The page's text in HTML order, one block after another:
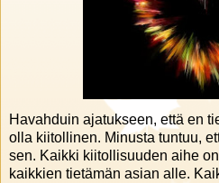
Havahduin ajatukseen, että en
olla kiitollinen. Minusta tuntuu,
sen. Kaikki kiitollisuuden aihe
kaikkien tietämän asian alle.